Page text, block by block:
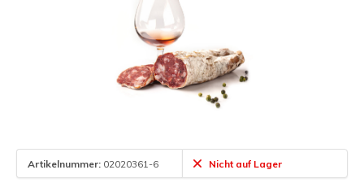
Artikelnummer: 02020361-6 Nicht auf Lager